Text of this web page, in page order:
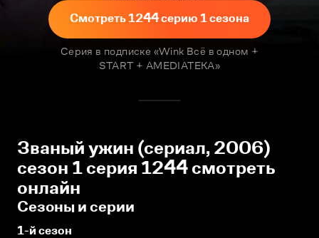
Смотреть 1244 серию 1 сезона
Серия в подписке «Wink Всё в одном +
START + AMEDIATEKA»
Званый ужин (сериал, 2006)
сезон 1 серия 1244 смотреть
онлайн
Сезоны и серии
1-й сезон